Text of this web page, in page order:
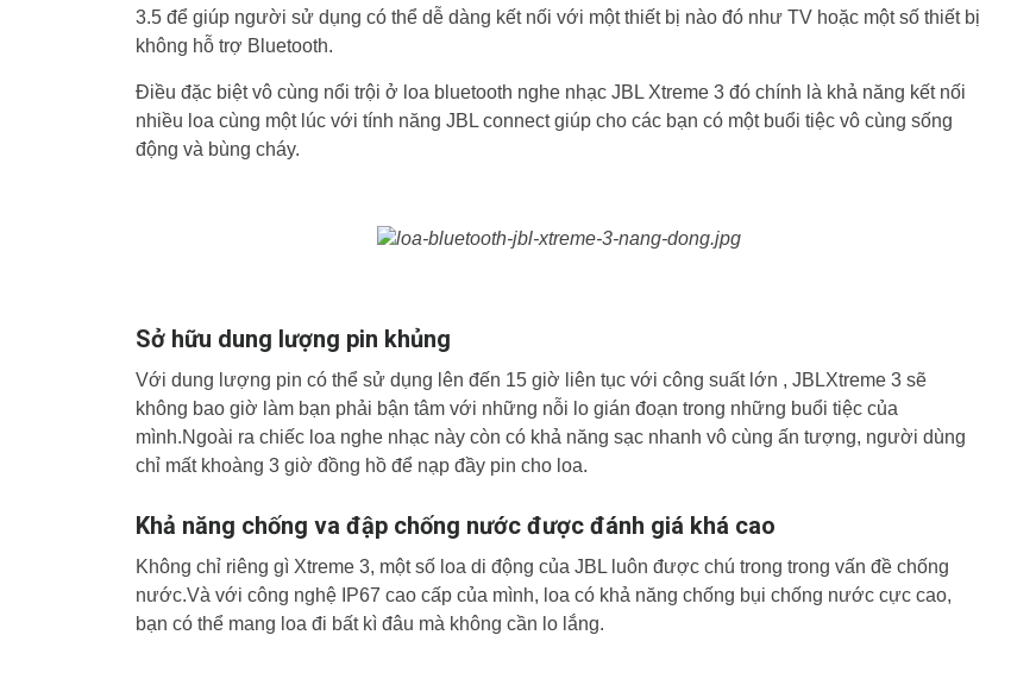
3.5 để giúp người sử dụng có thể dễ dàng kết nối với một thiết bị nào đó như TV hoặc một số thiết bị
không hỗ trợ Bluetooth.
Điều đặc biệt vô cùng nổi trội ở loa bluetooth nghe nhạc JBL Xtreme 3 đó chính là khả năng kết nối
nhiều loa cùng một lúc với tính năng JBL connect giúp cho các bạn có một buổi tiệc vô cùng sống
động và bùng cháy.
Sở hữu dung lượng pin khủng
Với dung lượng pin có thể sử dụng lên đến 15 giờ liên tục với công suất lớn , JBLXtreme 3 sẽ
không bao giờ làm bạn phải bận tâm với những nỗi lo gián đoạn trong những buổi tiệc của
mình.Ngoài ra chiếc loa nghe nhạc này còn có khả năng sạc nhanh vô cùng ấn tượng, người dùng
chỉ mất khoàng 3 giờ đồng hồ để nạp đầy pin cho loa.
Khả năng chống va đập chống nước được đánh giá khá cao
Không chỉ riêng gì Xtreme 3, một số loa di động của JBL luôn được chú trong trong vấn đề chống
nước.Và với công nghệ IP67 cao cấp của mình, loa có khả năng chống bụi chống nước cực cao,
bạn có thể mang loa đi bất kì đâu mà không cần lo lắng.